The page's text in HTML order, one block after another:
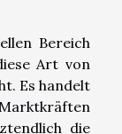
Bereich
Art von
Es handelt
die